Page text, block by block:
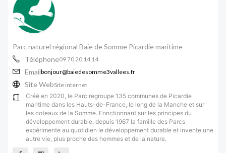
Parc naturel régional Baie de Somme Picardie maritime
Téléphone09 70 20 14 14
Emailbonjour@baiedesomme3vallees.fr
Site WebSite internet
Créé en 2020, le Parc regroupe 135 communes de Picardie
maritime dans les Hauts-de-France, le long de la Manche et sur
les coteaux de la Somme. Fonctionnant sur les principes du
développement durable, depuis 1967 la famille des Parcs
expérimente au quotidien le développement durable et invente une
autre vie, plus proche des hommes et de la nature.